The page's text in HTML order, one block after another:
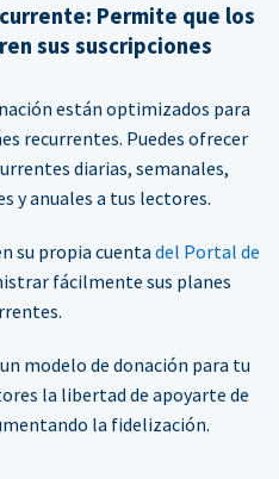
Permite que los
sus suscripciones
están optimizados para
recurrentes. Puedes ofrecer
diarias, semanales,
y anuales a tus lectores.
su propia cuenta del Portal de
fácilmente sus planes
modelo de donación para tu
la libertad de apoyarte de
la fidelización.